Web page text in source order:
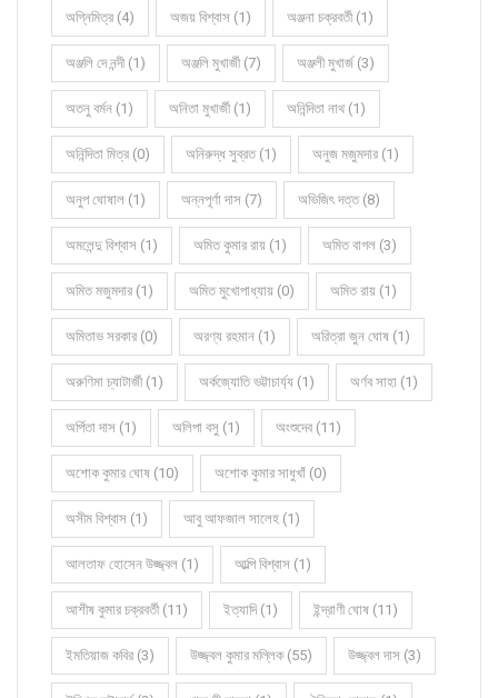
অগ্নিমিত্র (4) অজয় বিশ্বাস (1) অঞ্জনা চক্রবর্তী (1)
অঞ্জলি দে নন্দী (1) অঞ্জলি মুখার্জী (7) অঞ্জলী মুখার্জ (3)
অতনু বর্মন (1) অনিতা মুখার্জী (1) অনিন্দিতা নাথ (1)
অনিন্দিতা মিত্র (0) অনিরুদ্ধ সুব্রত (1) অনুজ মজুমদার (1)
অনুপ ঘোষাল (1) অন্নপূর্ণা দাস (7) অভিজিৎ দত্ত (8)
অমলেন্দু বিশ্বাস (1) অমিত কুমার রায় (1) অমিত বাগল (3)
অমিত মজুমদার (1) অমিত মুখোপাধ্যায় (0) অমিত রায় (1)
অমিতাভ সরকার (0) অরণ্য রহমান (1) অরিত্রা জুন ঘোষ (1)
অরুণিমা চ্যাটার্জী (1) অর্কজ্যোতি ভট্টাচার্য্য (1) অর্ণব সাহা (1)
অর্পিতা দাস (1) অলিপা বসু (1) অংশুদেব (11)
অশোক কুমার ঘোষ (10) অশোক কুমার সাধুখাঁ (0)
অসীম বিশ্বাস (1) আবু আফজাল সালেহ (1)
আলতাফ হোসেন উজ্জ্বল (1) আল্পি বিশ্বাস (1)
আশীষ কুমার চক্রবর্তী (11) ইত্যাদি (1) ইন্দ্রাণী ঘোষ (11)
ইমতিয়াজ কবির (3) উজ্জ্বল কুমার মল্লিক (55) উজ্জ্বল দাস (3)